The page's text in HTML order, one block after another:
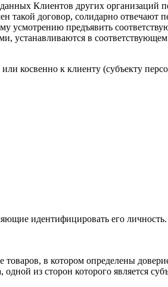
Клиентов других организаций
такой договор, солидарно
усмотрению предъявить
устанавливаются в соответствующем
косвенно к клиенту (субъекту
идентифицировать его личность.
в котором определены
из сторон которого является